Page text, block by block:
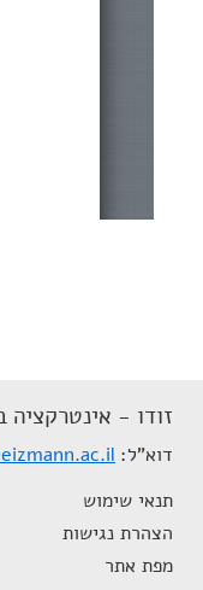
זודו - אינטרקציה
דוא"ל
תנאי שימוש
הצהרת נגישות
מפת אתר